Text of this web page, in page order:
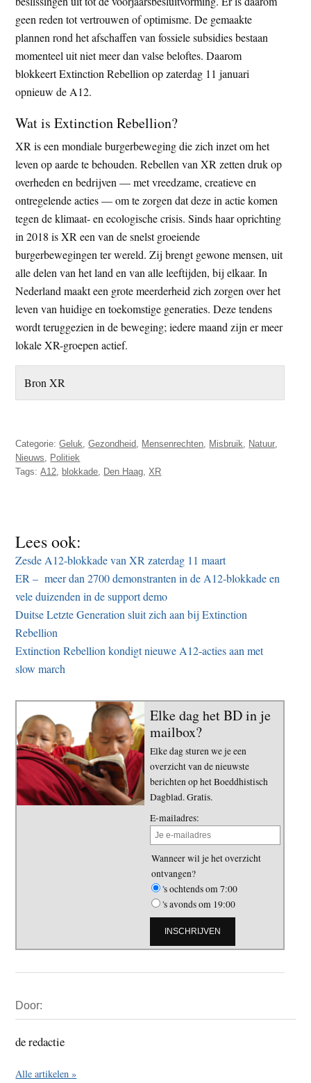
geen reden tot vertrouwen of optimisme. De gemaakte
plannen rond het afschaffen van fossiele subsidies bestaan
momenteel uit niet meer dan valse beloftes. Daarom
blokkeert Extinction Rebellion op zaterdag 11 januari
opnieuw de A12.
Wat is Extinction Rebellion?
XR is een mondiale burgerbeweging die zich inzet om het
leven op aarde te behouden. Rebellen van XR zetten druk op
overheden en bedrijven — met vreedzame, creatieve en
ontregelende acties — om te zorgen dat deze in actie komen
tegen de klimaat- en ecologische crisis. Sinds haar oprichting
in 2018 is XR een van de snelst groeiende
burgerbewegingen ter wereld. Zij brengt gewone mensen, uit
alle delen van het land en van alle leeftijden, bij elkaar. In
Nederland maakt een grote meerderheid zich zorgen over het
leven van huidige en toekomstige generaties. Deze tendens
wordt teruggezien in de beweging; iedere maand zijn er meer
lokale XR-groepen actief.
Bron XR
Categorie:Geluk,Gezondheid, Mensenrechten, Misbruik, Natuur,
Nieuws, Politiek
Tags:A12, blokkade, Den Haag,XR
Lees ook:
Zesde A12-blokkade van XR zaterdag 11 maart
ER – meer dan 2700 demonstranten in de A12-blokkade en
vele duizenden in de support demo
Duitse Letzte Generation sluit zich aan bij Extinction
Rebellion
Extinction Rebellion kondigt nieuwe A12-acties aan met
slow march
Elke dag het BD in je
mailbox?
Elke dag sturen we je een
overzicht van de nieuwste
berichten op het Boeddhistisch
Dagblad. Gratis.
E-mailadres:
Wanneer wil je het overzicht
ontvangen?
's ochtends om 7:00
's avonds om 19:00
Sidebar
Door:
de redactie
Alle artikelen »